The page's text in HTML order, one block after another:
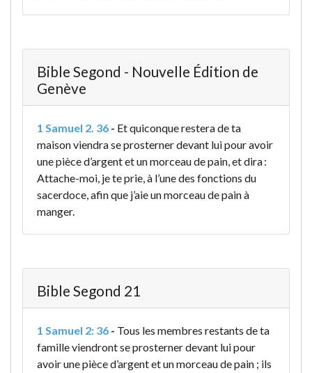
Bible Segond - Nouvelle Édition de
Genève
1 Samuel 2. 36 - Et quiconque restera de ta
maison viendra se prosterner devant lui pour avoir
une pièce d’argent et un morceau de pain, et dira :
Attache-moi, je te prie, à l’une des fonctions du
sacerdoce, afin que j’aie un morceau de pain à
manger.
Bible Segond 21
1 Samuel 2: 36 - Tous les membres restants de ta
famille viendront se prosterner devant lui pour
avoir une pièce d’argent et un morceau de pain ; ils